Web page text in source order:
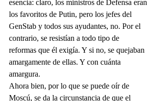
esencia: claro, los ministros de Defensa eran
los favoritos de Putin, pero los jefes del
GenStab y todos sus ayudantes, no. Por el
contrario, se resistían a todo tipo de
reformas que él exigía. Y si no, se quejaban
amargamente de ellas. Y con cuánta
amargura.
Ahora bien, por lo que se puede oír de
Moscú, se da la circunstancia de que el